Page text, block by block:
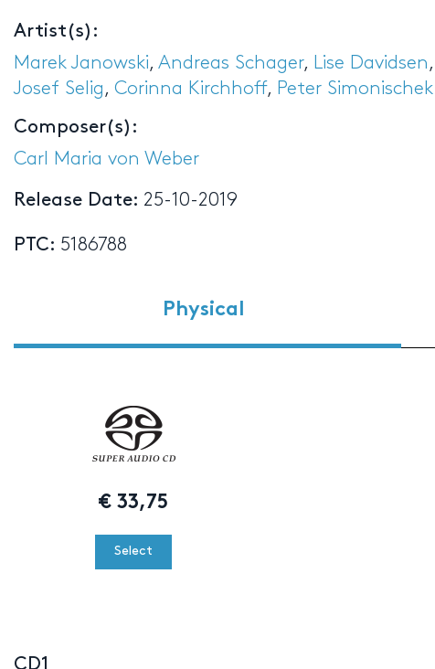
Artist(s):
Marek Janowski, Andreas Schager, Lise Davidsen ,
Josef Selig , Corinna Kirchhoff, Peter Simonischek
Composer(s):
Carl Maria von Weber
Release Date: 25-10-2019
PTC: 5186788
Physical
€ 33,75
Select
CD1